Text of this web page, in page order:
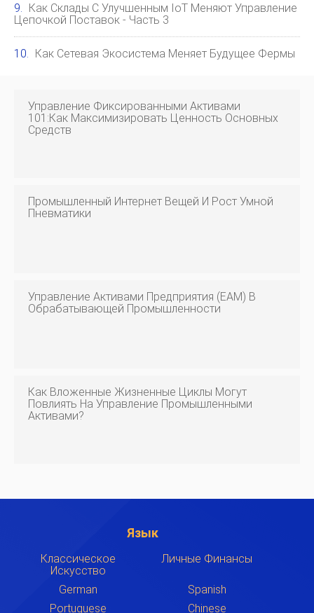
Как Склады С Улучшенным IoT Меняют Управление
Цепочкой Поставок - Часть 3
Как Сетевая Экосистема Меняет Будущее Фермы
Управление Фиксированными Активами
101:как Максимизировать Ценность Основных
Средств
Промышленный Интернет Вещей И Рост Умной
Пневматики
Управление Активами Предприятия (EAM) В
Обрабатывающей Промышленности
Как Вложенные Жизненные Циклы Могут
Повлиять На Управление Промышленными
Активами?
Язык
Классическое
Искусство
Личные Финансы
German
Spanish
Portuguese
Chinese